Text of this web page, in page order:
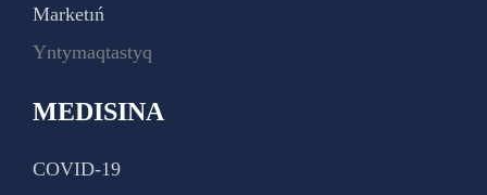
Marketıń
Yntymaqtastyq
MEDISINA
COVID-19